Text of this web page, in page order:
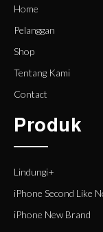
Home
Pelanggan
Shop
Tentang Kami
Contact
Produk
Lindungi+
iPhone Second Like
iPhone New Brand